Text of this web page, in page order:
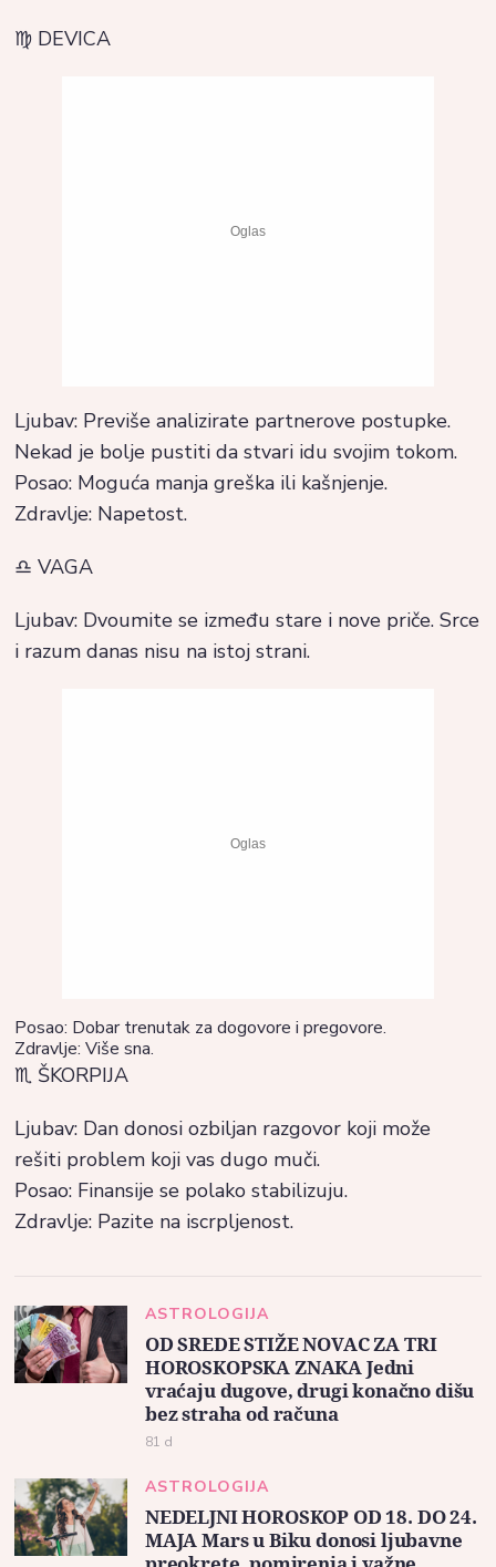
♍ DEVICA
Ljubav: Previše analizirate partnerove postupke.
Nekad je bolje pustiti da stvari idu svojim tokom.
Posao: Moguća manja greška ili kašnjenje.
Zdravlje: Napetost.
♎ VAGA
Ljubav: Dvoumite se između stare i nove priče. Srce
i razum danas nisu na istoj strani.
Posao: Dobar trenutak za dogovore i pregovore.
Zdravlje: Više sna.
♏ ŠKORPIJA
Ljubav: Dan donosi ozbiljan razgovor koji može
rešiti problem koji vas dugo muči.
Posao: Finansije se polako stabilizuju.
Zdravlje: Pazite na iscrpljenost.
ASTROLOGIJA
OD SREDE STIŽE NOVAC ZA TRI
HOROSKOPSKA ZNAKA Jedni
vraćaju dugove, drugi konačno dišu
bez straha od računa
81 d
ASTROLOGIJA
NEDELJNI HOROSKOP OD 18. DO 24.
MAJA Mars u Biku donosi ljubavne